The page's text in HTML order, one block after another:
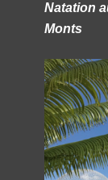
Natation
Monts